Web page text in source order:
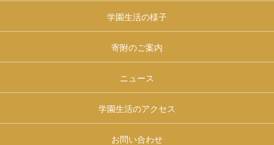
学園生活の様子
寄附のご案内
ニュース
学園生活のアクセス
お問い合わせ